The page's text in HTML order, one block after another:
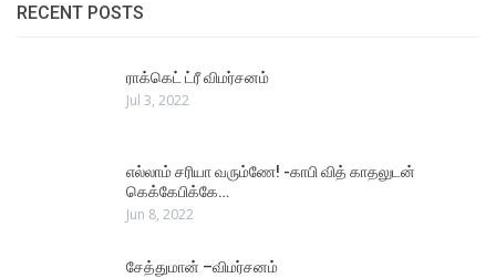
RECENT POSTS
ராக்கெட் ட்ரீ விமர்சனம்
Jul 3, 2022
எல்லாம் சரியா வரும்ணே! -காபி வித் காதலுடன்
கெக்கேபிக்கே…
Jun 8, 2022
சேத்துமான் –விமர்சனம்